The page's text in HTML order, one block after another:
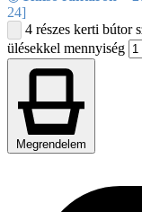
24]
4 részes kerti bútor
ülésekkel mennyiség
Megrendelem